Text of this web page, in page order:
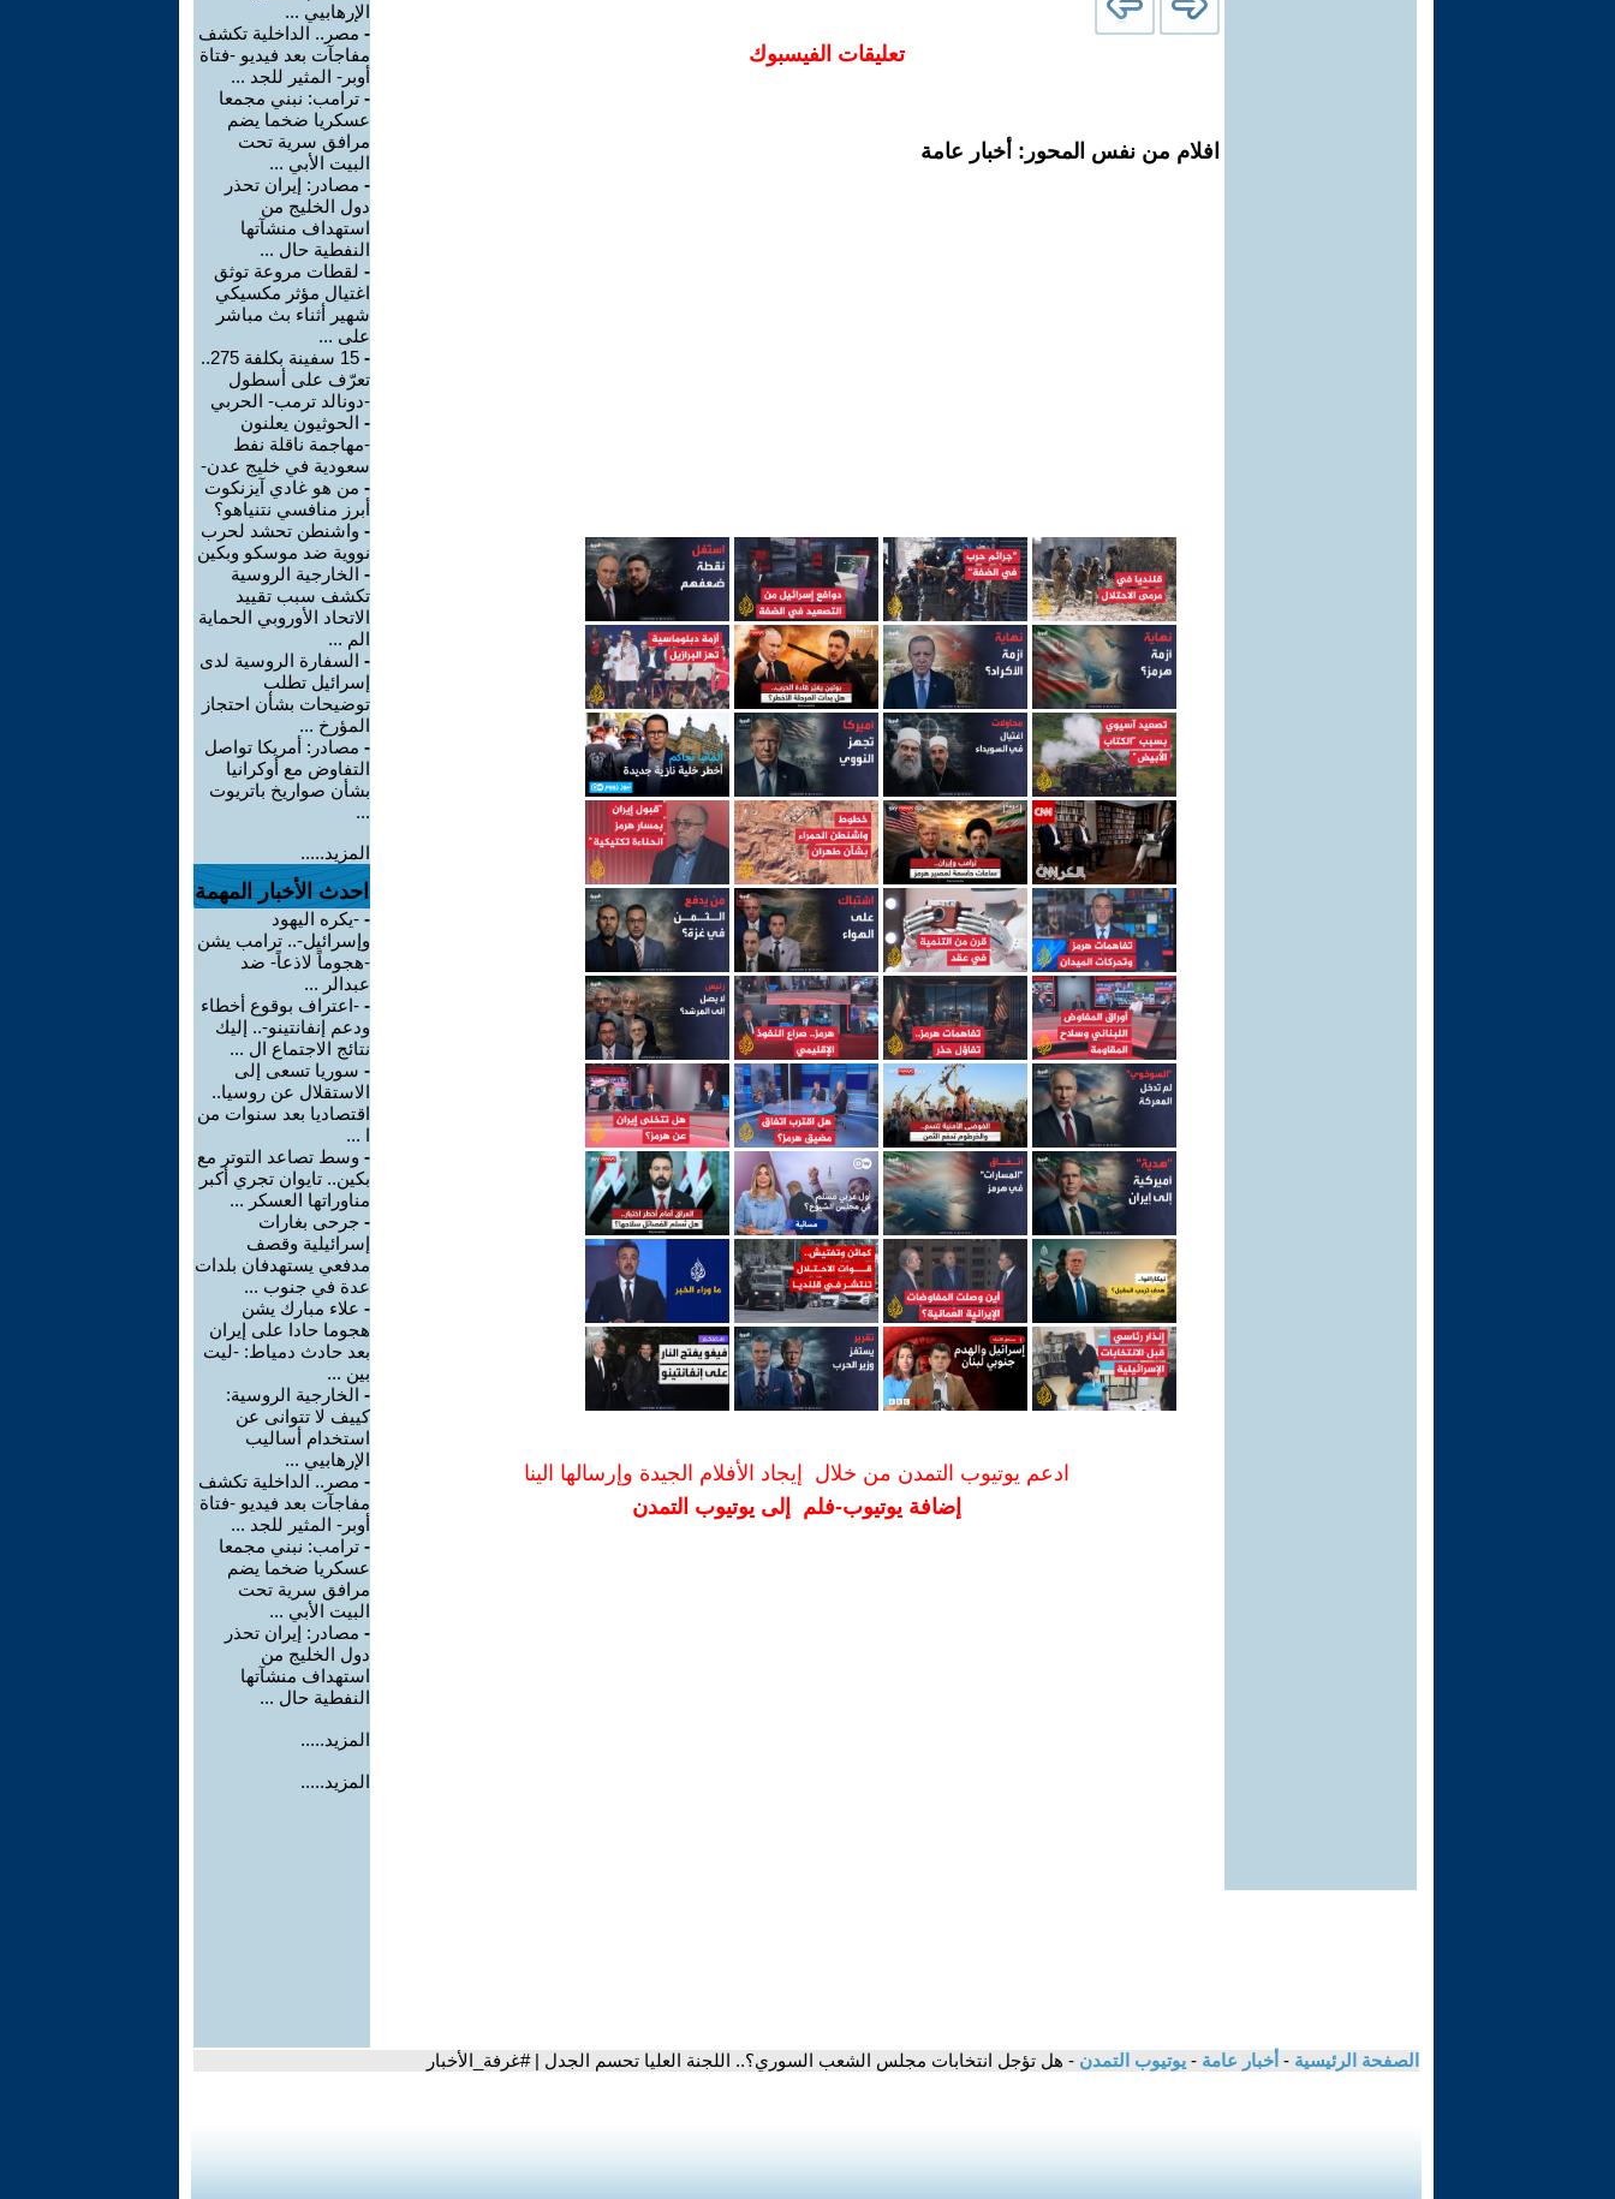
تعليقات الفيسبوك
افلام من نفس المحور: أخبار عامة
ادعم يوتيوب التمدن من خلال إيجاد الأفلام الجيدة وإرسالها الينا
إضافة يوتيوب-فلم إلى يوتيوب التمدن
الإرهابيي ...
- مصر.. الداخلية تكشف
مفاجآت بعد فيديو -فتاة
أوبر- المثير للجد ...
- ترامب: نبني مجمعا
عسكريا ضخما يضم
مرافق سرية تحت
البيت الأبي ...
- مصادر: إيران تحذر
دول الخليج من
استهداف منشآتها
النفطية حال ...
- لقطات مروعة توثق
اغتيال مؤثر مكسيكي
شهير أثناء بث مباشر
على ...
-
15 سفينة بكلفة 275..
تعرّف على أسطول
-دونالد ترمب- الحربي
- الحوثيون يعلنون
-مهاجمة ناقلة نفط
سعودية في خليج عدن-
- من هو غادي آيزنكوت
أبرز منافسي نتنياهو؟
- واشنطن تحشد لحرب
نووية ضد موسكو وبكين
- الخارجية الروسية
تكشف سبب تقييد
الاتحاد الأوروبي الحماية
الم ...
- السفارة الروسية لدى
إسرائيل تطلب
توضيحات بشأن احتجاز
المؤرخ ...
- مصادر: أمريكا تواصل
التفاوض مع أوكرانيا
بشأن صواريخ باتريوت
...
المزيد.....
احدث الأخبار المهمة
- -يكره اليهود
وإسرائيل-.. ترامب يشن
-هجوماً لاذعاً- ضد
عبدالر ...
- -اعتراف بوقوع أخطاء
ودعم إنفانتينو-.. إليك
نتائج الاجتماع ال ...
- سوريا تسعى إلى
الاستقلال عن روسيا..
اقتصاديا بعد سنوات من
ا ...
- وسط تصاعد التوتر مع
بكين.. تايوان تجري أكبر
مناوراتها العسكر ...
- جرحى بغارات
إسرائيلية وقصف
مدفعي يستهدفان بلدات
عدة في جنوب ...
- علاء مبارك يشن
هجوما حادا على إيران
بعد حادث دمياط: -ليت
بين ...
- الخارجية الروسية:
كييف لا تتوانى عن
استخدام أساليب
الإرهابيي ...
- مصر.. الداخلية تكشف
مفاجآت بعد فيديو -فتاة
أوبر- المثير للجد ...
- ترامب: نبني مجمعا
عسكريا ضخما يضم
مرافق سرية تحت
البيت الأبي ...
- مصادر: إيران تحذر
دول الخليج من
استهداف منشآتها
النفطية حال ...
المزيد.....
المزيد.....
الصفحة الرئيسية - أخبار عامة - يوتيوب التمدن - هل تؤجل انتخابات مجلس الشعب السوري؟.. اللجنة العليا تحسم الجدل | #غرفة_الأخبار